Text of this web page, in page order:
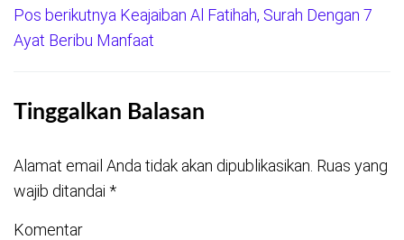
pos
Pos berikutnya Keajaiban Al Fatihah, Surah Dengan 7
Ayat Beribu Manfaat
Tinggalkan Balasan
Alamat email Anda tidak akan dipublikasikan. Ruas yang
wajib ditandai *
Komentar